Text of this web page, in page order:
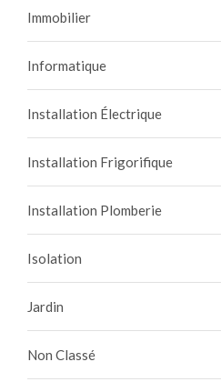
Immobilier
Informatique
Installation Électrique
Installation Frigorifique
Installation Plomberie
Isolation
Jardin
Non Classé